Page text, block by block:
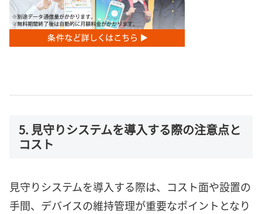
5. 見守りシステムを導入する際の注意点と
コスト
見守りシステムを導入する際は、コスト面や設置の
手間、デバイスの維持管理が重要なポイントとなり